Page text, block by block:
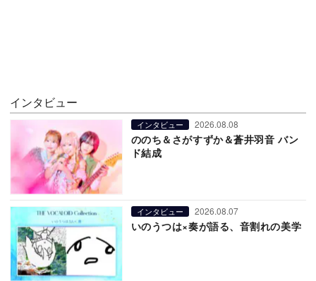
インタビュー
インタビュー 2026.08.08
ののち＆さがすずか＆蒼井羽音 バン
ド結成
インタビュー 2026.08.07
いのうつは×奏が語る、音割れの美学